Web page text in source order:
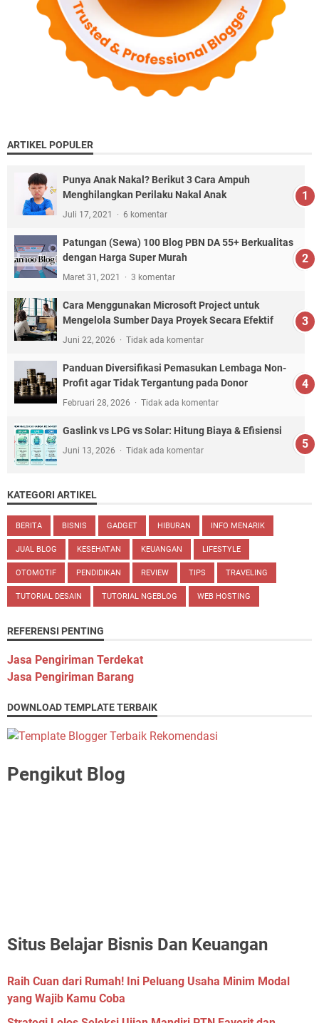
ARTIKEL POPULER
Punya Anak Nakal? Berikut 3 Cara Ampuh
Menghilangkan Perilaku Nakal Anak
Juli 17, 2021 6 komentar
Patungan (Sewa) 100 Blog PBN DA 55+ Berkualitas
dengan Harga Super Murah
Maret 31, 2021 3 komentar
Cara Menggunakan Microsoft Project untuk
Mengelola Sumber Daya Proyek Secara Efektif
Juni 22, 2026 Tidak ada komentar
Panduan Diversifikasi Pemasukan Lembaga Non-
Profit agar Tidak Tergantung pada Donor
Februari 28, 2026 Tidak ada komentar
Gaslink vs LPG vs Solar: Hitung Biaya & Efisiensi
Juni 13, 2026 Tidak ada komentar
KATEGORI ARTIKEL
BERITA BISNIS GADGET HIBURAN INFO MENARIK
JUAL BLOG KESEHATAN KEUANGAN LIFESTYLE
OTOMOTIF PENDIDIKAN REVIEW TIPS TRAVELING
TUTORIAL DESAIN TUTORIAL NGEBLOG WEB HOSTING
REFERENSI PENTING
Jasa Pengiriman Terdekat
Jasa Pengiriman Barang
DOWNLOAD TEMPLATE TERBAIK
Pengikut Blog
Situs Belajar Bisnis Dan Keuangan
Raih Cuan dari Rumah! Ini Peluang Usaha Minim Modal
yang Wajib Kamu Coba